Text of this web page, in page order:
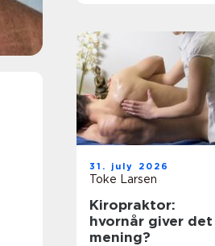
31. july 2026
Toke Larsen
Kiropraktor:
hvornår giver det
mening?